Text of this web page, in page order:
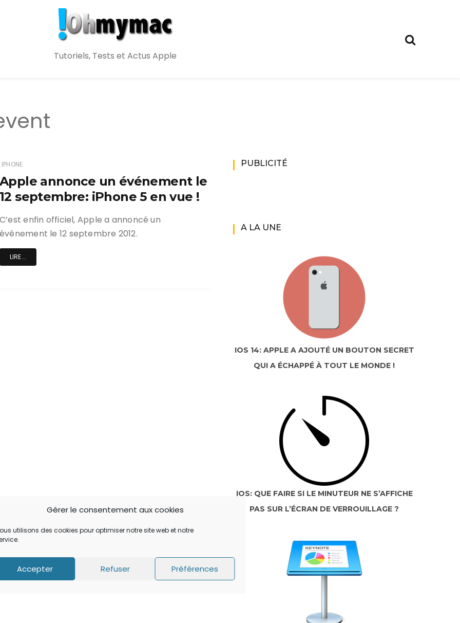
Gérer le consentement aux cookies
utilisons des cookies pour optimiser notre site web et notre
Accepter Refuser Préférences
Tutoriels, Tests et Actus Apple
IPHONE
annonce un événement le
septembre: iPhone 5 en vue !
enfin officiel, Apple a annoncé un
le 12 septembre 2012.
LIRE...
PUBLICITÉ
A LA UNE
IOS 14: APPLE A AJOUTÉ UN BOUTON SECRET
QUI A ÉCHAPPÉ À TOUT LE MONDE !
IOS: QUE FAIRE SI LE MINUTEUR NE S’AFFICHE
PAS SUR L’ÉCRAN DE VERROUILLAGE ?